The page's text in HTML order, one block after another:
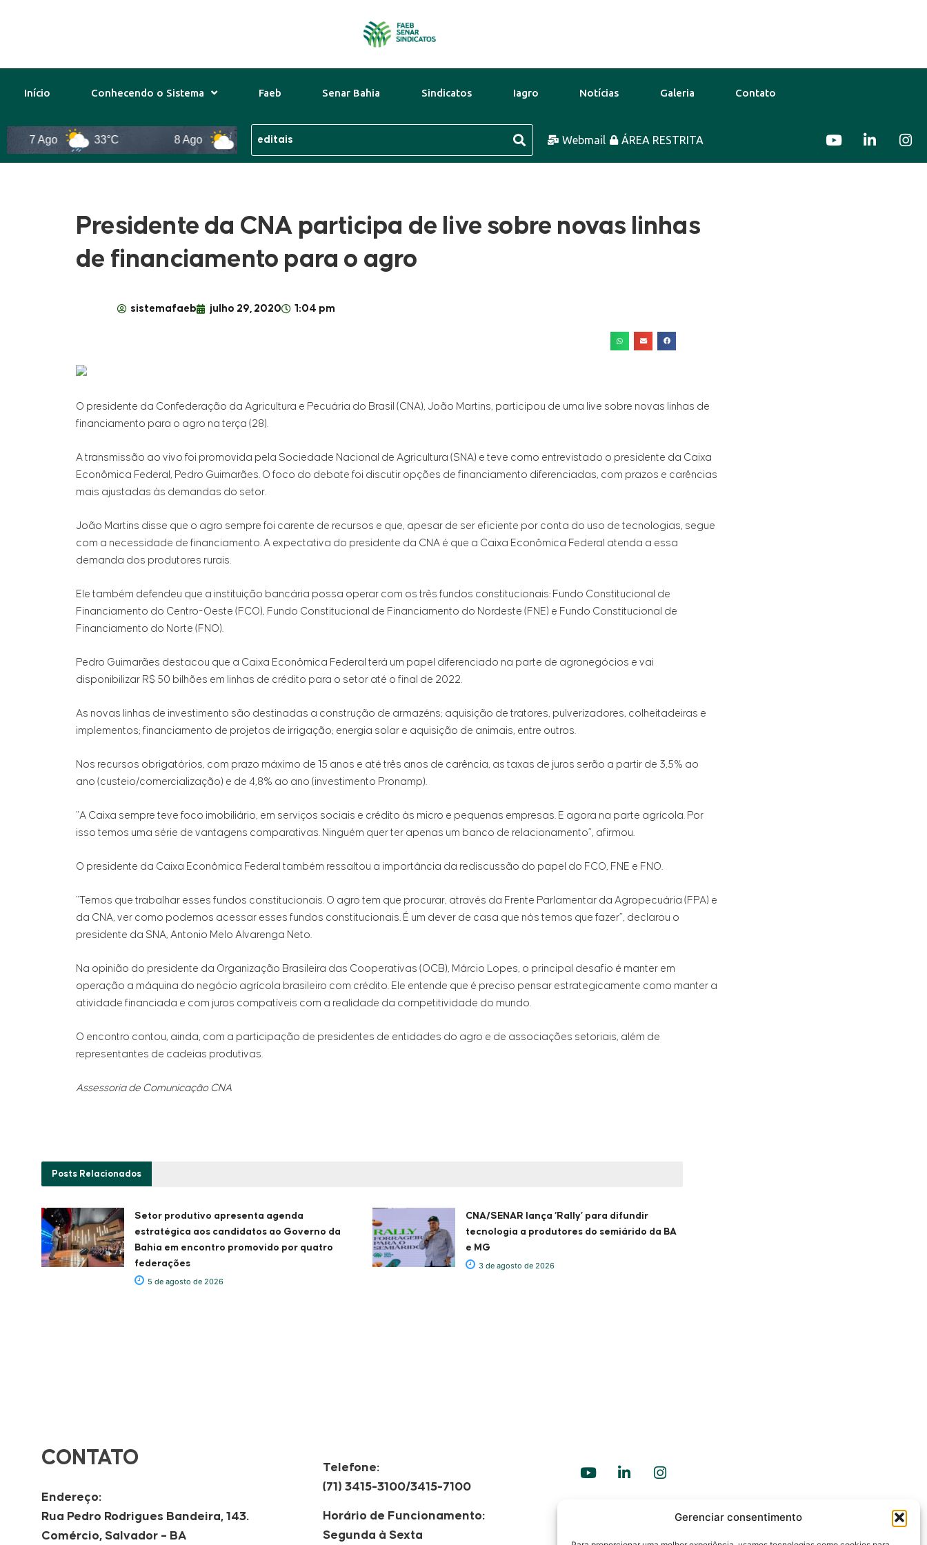
Gerenciar consentimento
Início Conhecendo o Sistema Faeb Senar Bahia Sindicatos Iagro Notícias Galeria Contato
7 Ago 33°C 8 Ago 31°C 32°C 11 Ago 31°C 29°C 13 Ago
Webmail ÁREA RESTRITA
Presidente da CNA participa de live sobre novas linhas
de financiamento para o agro
sistemafaeb julho 29, 2020 1:04 pm
O presidente da Confederação da Agricultura e Pecuária do Brasil (CNA), João Martins, participou de uma live sobre novas linhas de
financiamento para o agro na terça (28).
A transmissão ao vivo foi promovida pela Sociedade Nacional de Agricultura (SNA) e teve como entrevistado o presidente da Caixa
Econômica Federal, Pedro Guimarães. O foco do debate foi discutir opções de financiamento diferenciadas, com prazos e carências
mais ajustadas às demandas do setor.
João Martins disse que o agro sempre foi carente de recursos e que, apesar de ser eficiente por conta do uso de tecnologias, segue
com a necessidade de financiamento. A expectativa do presidente da CNA é que a Caixa Econômica Federal atenda a essa
demanda dos produtores rurais.
Ele também defendeu que a instituição bancária possa operar com os três fundos constitucionais: Fundo Constitucional de
Financiamento do Centro-Oeste (FCO), Fundo Constitucional de Financiamento do Nordeste (FNE) e Fundo Constitucional de
Financiamento do Norte (FNO).
Pedro Guimarães destacou que a Caixa Econômica Federal terá um papel diferenciado na parte de agronegócios e vai
disponibilizar R$ 50 bilhões em linhas de crédito para o setor até o final de 2022.
As novas linhas de investimento são destinadas a construção de armazéns; aquisição de tratores, pulverizadores, colheitadeiras e
implementos; financiamento de projetos de irrigação; energia solar e aquisição de animais, entre outros.
Nos recursos obrigatórios, com prazo máximo de 15 anos e até três anos de carência, as taxas de juros serão a partir de 3,5% ao
ano (custeio/comercialização) e de 4,8% ao ano (investimento Pronamp).
“A Caixa sempre teve foco imobiliário, em serviços sociais e crédito às micro e pequenas empresas. E agora na parte agrícola. Por
isso temos uma série de vantagens comparativas. Ninguém quer ter apenas um banco de relacionamento”, afirmou.
O presidente da Caixa Econômica Federal também ressaltou a importância da rediscussão do papel do FCO, FNE e FNO.
“Temos que trabalhar esses fundos constitucionais. O agro tem que procurar, através da Frente Parlamentar da Agropecuária (FPA) e
da CNA, ver como podemos acessar esses fundos constitucionais. É um dever de casa que nós temos que fazer”, declarou o
presidente da SNA, Antonio Melo Alvarenga Neto.
Na opinião do presidente da Organização Brasileira das Cooperativas (OCB), Márcio Lopes, o principal desafio é manter em
operação a máquina do negócio agrícola brasileiro com crédito. Ele entende que é preciso pensar estrategicamente como manter a
atividade financiada e com juros compatíveis com a realidade da competitividade do mundo.
O encontro contou, ainda, com a participação de presidentes de entidades do agro e de associações setoriais, além de
representantes de cadeias produtivas.
Assessoria de Comunicação CNA
Posts Relacionados
Setor produtivo apresenta agenda
estratégica aos candidatos ao Governo da
Bahia em encontro promovido por quatro
federações
5 de agosto de 2026
CNA/SENAR lança ‘Rally’ para difundir
tecnologia a produtores do semiárido da BA
e MG
3 de agosto de 2026
CONTATO
Endereço:
Rua Pedro Rodrigues Bandeira, 143.
Comércio, Salvador – BA
Telefone:
(71) 3415-3100/3415-7100
Horário de Funcionamento:
Segunda à Sexta